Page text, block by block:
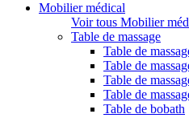
Mobilier médical
Voir tous Mobilier
Table de massage
Table de
Table de
Table de
Table de
Table de bobath